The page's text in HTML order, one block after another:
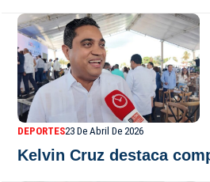
DEPORTES23 De Abril De 2026
Kelvin Cruz destaca